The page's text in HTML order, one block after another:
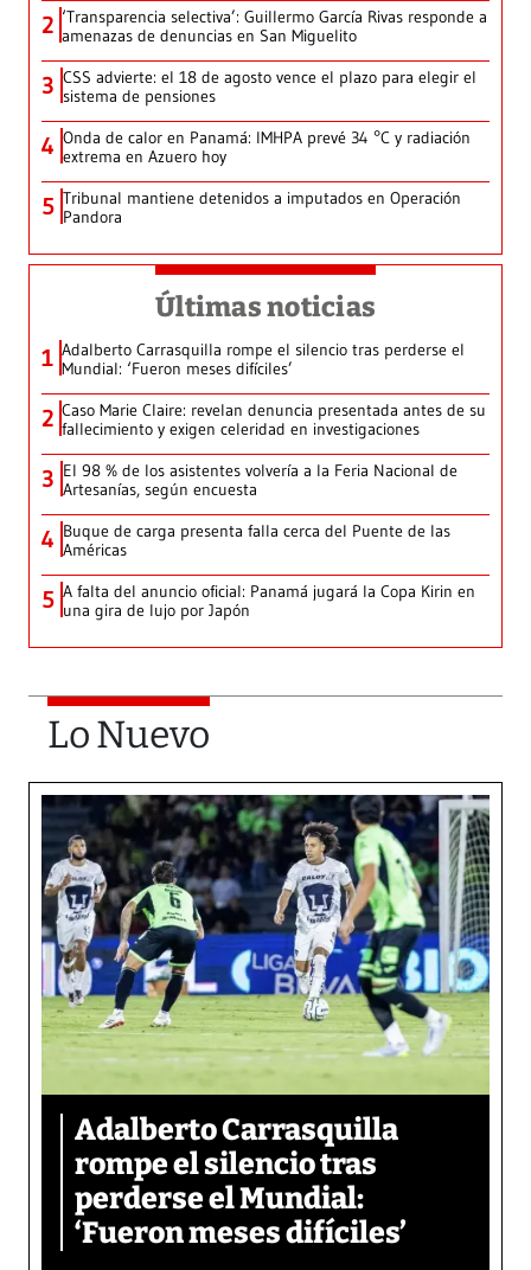
2 ‘Transparencia selectiva’: Guillermo García Rivas responde a
amenazas de denuncias en San Miguelito
3 CSS advierte: el 18 de agosto vence el plazo para elegir el
sistema de pensiones
4 Onda de calor en Panamá: IMHPA prevé 34 °C y radiación
extrema en Azuero hoy
5 Tribunal mantiene detenidos a imputados en Operación
Pandora
Últimas noticias
1 Adalberto Carrasquilla rompe el silencio tras perderse el
Mundial: ‘Fueron meses difíciles’
2 Caso Marie Claire: revelan denuncia presentada antes de su
fallecimiento y exigen celeridad en investigaciones
3 El 98 % de los asistentes volvería a la Feria Nacional de
Artesanías, según encuesta
4 Buque de carga presenta falla cerca del Puente de las
Américas
5 A falta del anuncio oficial: Panamá jugará la Copa Kirin en
una gira de lujo por Japón
Lo Nuevo
Adalberto Carrasquilla
rompe el silencio tras
perderse el Mundial:
‘Fueron meses difíciles’